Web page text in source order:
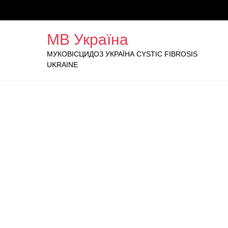
МВ Україна
МУКОВІСЦИДОЗ УКРАЇНА CYSTIC FIBROSIS
UKRAINE